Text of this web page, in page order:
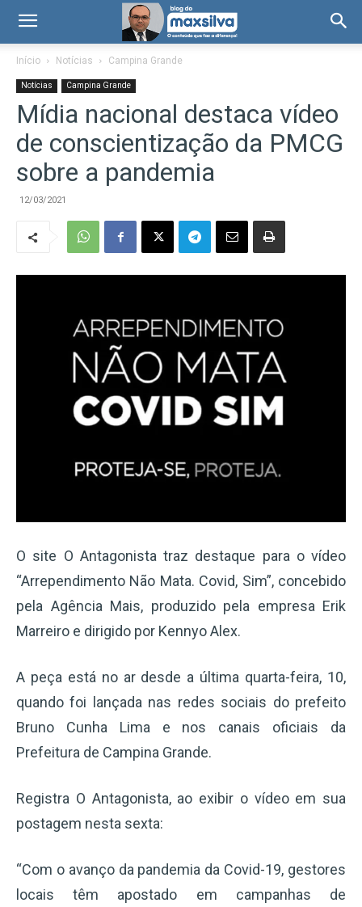
Início Notícias Campina Grande
Notícias Campina Grande
Mídia nacional destaca vídeo
de conscientização da PMCG
sobre a pandemia
12/03/2021
O site O Antagonista traz destaque para o vídeo
“Arrependimento Não Mata. Covid, Sim”, concebido
pela Agência Mais, produzido pela empresa Erik
Marreiro e dirigido por Kennyo Alex.
A peça está no ar desde a última quarta-feira, 10,
quando foi lançada nas redes sociais do prefeito
Bruno Cunha Lima e nos canais oficiais da
Prefeitura de Campina Grande.
Registra O Antagonista, ao exibir o vídeo em sua
postagem nesta sexta:
“Com o avanço da pandemia da Covid-19, gestores
locais têm apostado em campanhas de